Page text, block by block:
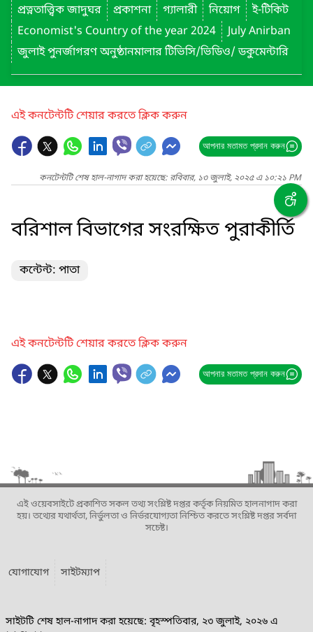
প্রত্নতাত্ত্বিক জাদুঘর
প্রকাশনা গ্যালারী নিয়োগ
ই-টিকিট
Economist's Country of the year 2024
July Anirban
জুলাই পুনর্জাগরণ অনুষ্ঠানমালার টিভিসি/ভিডিও/ ডকুমেন্টারি
এই কনটেন্টটি শেয়ার করতে ক্লিক করুন
আপনার মতামত প্রদান করুন
কনটেন্টটি শেষ হাল-নাগাদ করা হয়েছে: রবিবার, ১৩ জুলাই, ২০২৫ এ ১০:২১ PM
বরিশাল বিভাগের সংরক্ষিত পুরাকীর্তি
কন্টেন্ট: পাতা
এই কনটেন্টটি শেয়ার করতে ক্লিক করুন
আপনার মতামত প্রদান করুন
এই ওয়েবসাইটে প্রকাশিত সকল তথ্য সংশ্লিষ্ট দপ্তর কর্তৃক নিয়মিত হালনাগাদ করা
হয়। তথ্যের যথার্থতা, নির্ভুলতা ও নির্ভরযোগ্যতা নিশ্চিত করতে সংশ্লিষ্ট দপ্তর সর্বদা
সচেষ্ট।
যোগাযোগ সাইটম্যাপ
সাইটটি শেষ হাল-নাগাদ করা হয়েছে: বৃহস্পতিবার, ২৩ জুলাই, ২০২৬ এ